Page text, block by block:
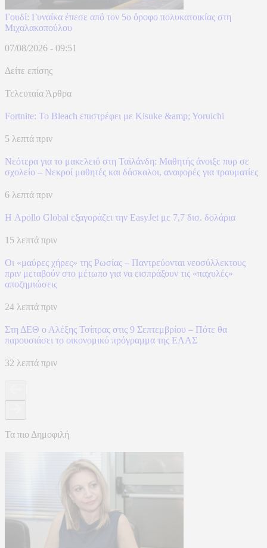
Γουδί: Γυναίκα έπεσε από τον 5ο όροφο πολυκατοικίας στη
Μιχαλακοπούλου
07/08/2026 - 09:51
Δείτε επίσης
Τελευταία Άρθρα
Fortnite: Το Bleach επιστρέφει με Kisuke &amp; Yoruichi
5 λεπτά πριν
Νεότερα για το μακελειό στη Ταϊλάνδη: Μαθητής άνοιξε πυρ σε
σχολείο – Νεκροί μαθητές και δάσκαλοι, αναφορές για τραυματίες
6 λεπτά πριν
Η Apollo Global εξαγοράζει την EasyJet με 7,7 δισ. δολάρια
15 λεπτά πριν
Οι «μαύρες χήρες» της Ρωσίας – Παντρεύονται νεοσύλλεκτους
πριν μεταβούν στο μέτωπο για να εισπράξουν τις «παχυλές»
αποζημιώσεις
24 λεπτά πριν
Στη ΔΕΘ ο Αλέξης Τσίπρας στις 9 Σεπτεμβρίου – Πότε θα
παρουσιάσει το οικονομικό πρόγραμμα της ΕΛΑΣ
32 λεπτά πριν
Τα πιο Δημοφιλή